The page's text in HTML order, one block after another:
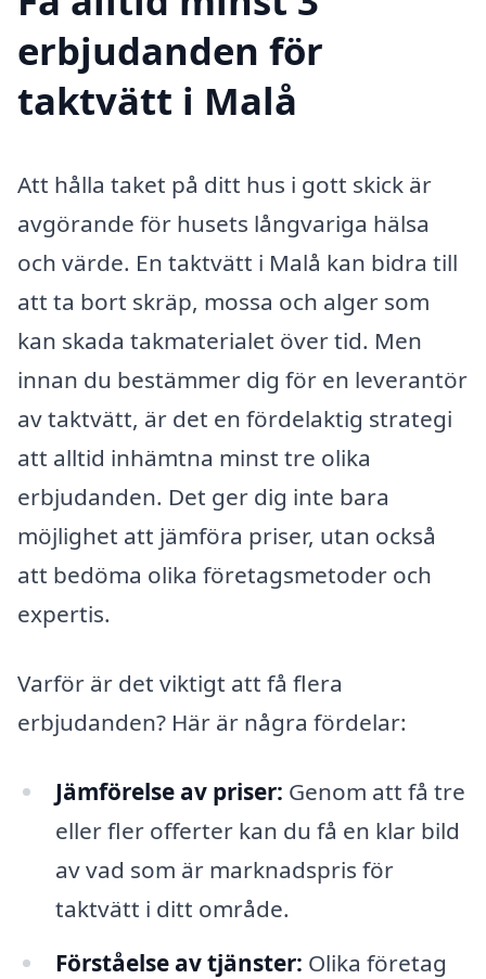
erbjudanden för
taktvätt i Malå
Att hålla taket på ditt hus i gott skick är
avgörande för husets långvariga hälsa
och värde. En taktvätt i Malå kan bidra till
att ta bort skräp, mossa och alger som
kan skada takmaterialet över tid. Men
innan du bestämmer dig för en leverantör
av taktvätt, är det en fördelaktig strategi
att alltid inhämtna minst tre olika
erbjudanden. Det ger dig inte bara
möjlighet att jämföra priser, utan också
att bedöma olika företagsmetoder och
expertis.
Varför är det viktigt att få flera
erbjudanden? Här är några fördelar:
Jämförelse av priser: Genom att få tre
eller fler offerter kan du få en klar bild
av vad som är marknadspris för
taktvätt i ditt område.
Förståelse av tjänster: Olika företag